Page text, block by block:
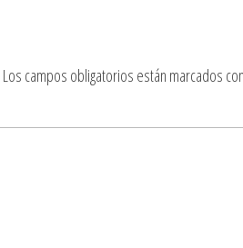
Los campos obligatorios están marcados con